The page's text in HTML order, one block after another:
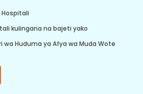
Hospitali
kulingana na bajeti yako
wa Huduma ya Afya wa Muda Wote